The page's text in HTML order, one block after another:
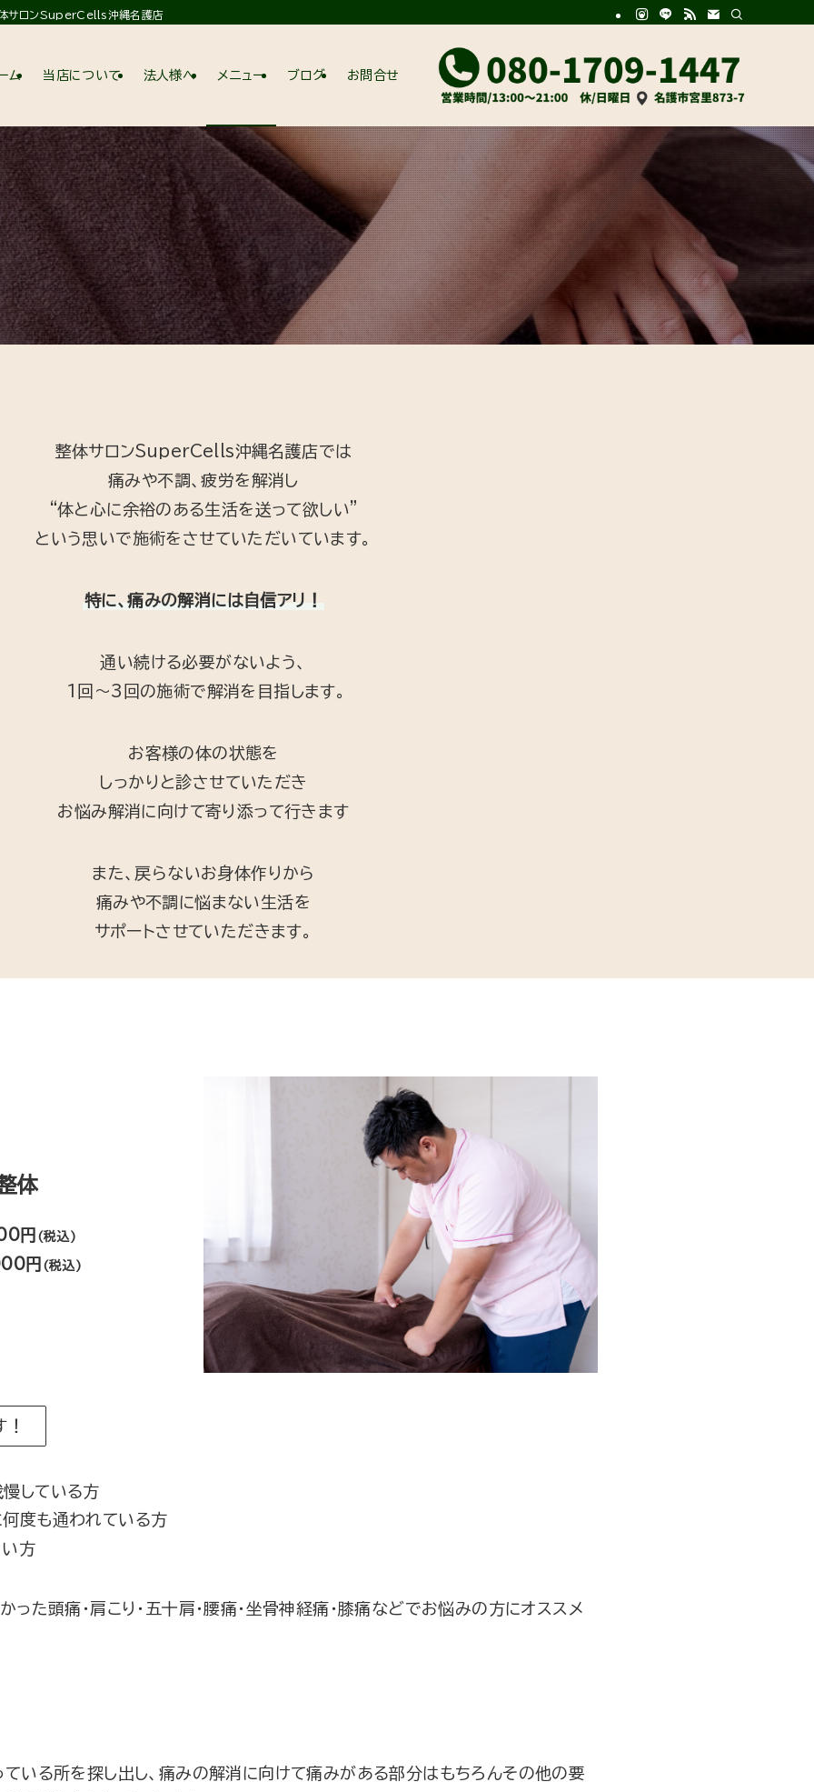
体サロンSuperCells沖縄名護店
ム 当店について 法人様へ メニュー ブログ お問合せ
整体サロンSuperCells沖縄名護店では
痛みや不調、疲労を解消し
“体と心に余裕のある生活を送って欲しい”
という思いで施術をさせていただいています。
特に、痛みの解消には自信アリ！
通い続ける必要がないよう、
1回〜3回の施術で解消を目指します。
お客様の体の状態を
しっかりと診させていただき
お悩み解消に向けて寄り添って行きます
また、戻らないお身体作りから
痛みや不調に悩まない生活を
サポートさせていただきます。
体
円 (税込)
円 (税込)
している方
度も通われている方
方
った頭痛・肩こり・五十肩・腰痛・坐骨神経痛・膝痛などでお悩みの方にオススメ
いる所を探し出し、痛みの解消に向けて痛みがある部分はもちろんその他の要